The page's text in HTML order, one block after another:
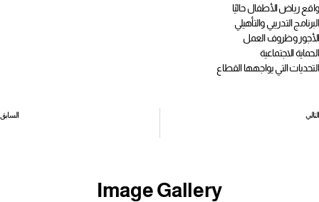
واقع رياض الأطفال حاليًا
البرنامج التدريبي والتأهيلي
الأجور وظروف العمل
الحماية الاجتماعية
التحديات التي يواجهها القطاع
السابق التالي
Image Gallery